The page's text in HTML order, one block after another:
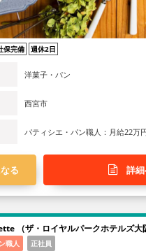
保完備 週休2日
洋菓子・パン
西宮市
パティシエ・パン職人：月給22万
る 詳細
（ザ・ロイヤルパークホテルズ大
職人 正社員